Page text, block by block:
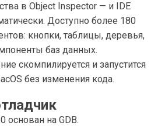
в Object Inspector — и IDE
Доступно более 180
кнопки, таблицы, деревья,
баз данных.
скомпилируется и запустится
без изменения кода.
основан на GDB.